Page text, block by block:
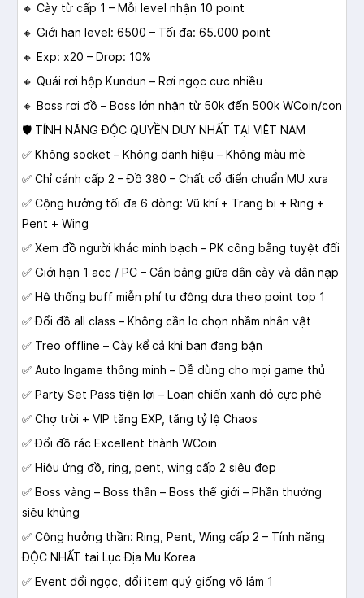
🔸 Cày từ cấp 1 – Mỗi level nhận 10 point
🔸 Giới hạn level: 6500 – Tối đa: 65.000 point
🔸 Exp: x20 – Drop: 10%
🔸 Quái rơi hộp Kundun – Rơi ngọc cực nhiều
🔸 Boss rơi đồ – Boss lớn nhận từ 50k đến 500k WCoin/con
🛡️ TÍNH NĂNG ĐỘC QUYỀN DUY NHẤT TẠI VIỆT NAM
✅ Không socket – Không danh hiệu – Không màu mè
✅ Chỉ cánh cấp 2 – Đồ 380 – Chất cổ điển chuẩn MU xưa
✅ Cộng hưởng tối đa 6 dòng: Vũ khí + Trang bị + Ring +
Pent + Wing
✅ Xem đồ người khác minh bạch – PK công bằng tuyệt đối
✅ Giới hạn 1 acc / PC – Cân bằng giữa dân cày và dân nạp
✅ Hệ thống buff miễn phí tự động dựa theo point top 1
✅ Đổi đồ all class – Không cần lo chọn nhầm nhân vật
✅ Treo offline – Cày kể cả khi bạn đang bận
✅ Auto Ingame thông minh – Dễ dùng cho mọi game thủ
✅ Party Set Pass tiện lợi – Loạn chiến xanh đỏ cực phê
✅ Chợ trời + VIP tăng EXP, tăng tỷ lệ Chaos
✅ Đổi đồ rác Excellent thành WCoin
✅ Hiệu ứng đồ, ring, pent, wing cấp 2 siêu đẹp
✅ Boss vàng – Boss thần – Boss thế giới – Phần thưởng
siêu khủng
✅ Cộng hưởng thần: Ring, Pent, Wing cấp 2 – Tính năng
ĐỘC NHẤT tại Lục Địa Mu Korea
✅ Event đổi ngọc, đổi item quý giống võ lâm 1